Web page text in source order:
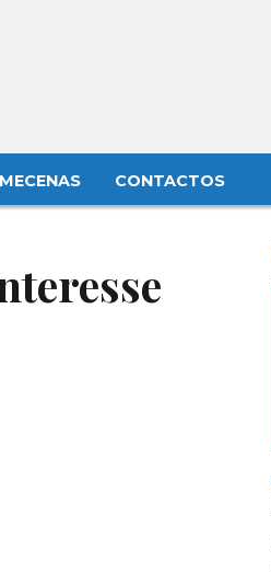
MECENAS CONTACTOS